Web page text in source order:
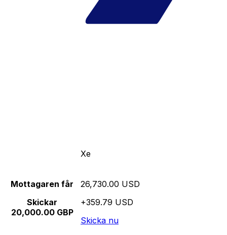
Xe
Mottagaren får
Skickar
20,000.00 GBP
26,730.00 USD
+359.79 USD
Skicka nu